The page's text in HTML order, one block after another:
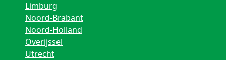
Limburg
Noord-Brabant
Noord-Holland
Overijssel
Utrecht